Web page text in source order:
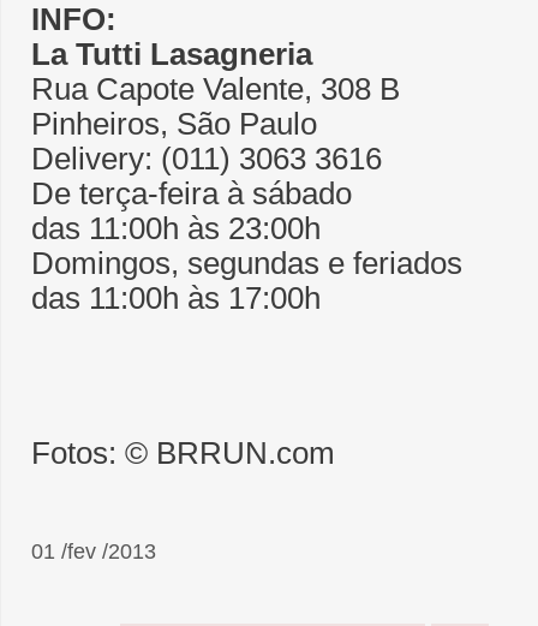
INFO:
La Tutti Lasagneria
Rua Capote Valente, 308 B
Pinheiros, São Paulo
Delivery: (011) 3063 3616
De terça-feira à sábado
das 11:00h às 23:00h
Domingos, segundas e feriados
das 11:00h às 17:00h
Fotos: © BRRUN.com
01 /fev /2013